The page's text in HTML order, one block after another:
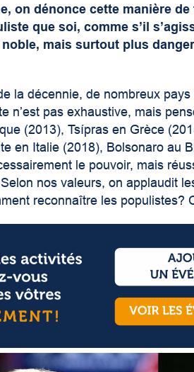
on dénonce cette manière
que soi, comme s’il
mais surtout plus
la décennie, de nombreux
n’est pas exhaustive, mais
(2013), Tsípras en Grèce
en Italie (2018), Bolsonaro au
le pouvoir, mais
Selon nos valeurs, on applaudit
reconnaître les populistes?